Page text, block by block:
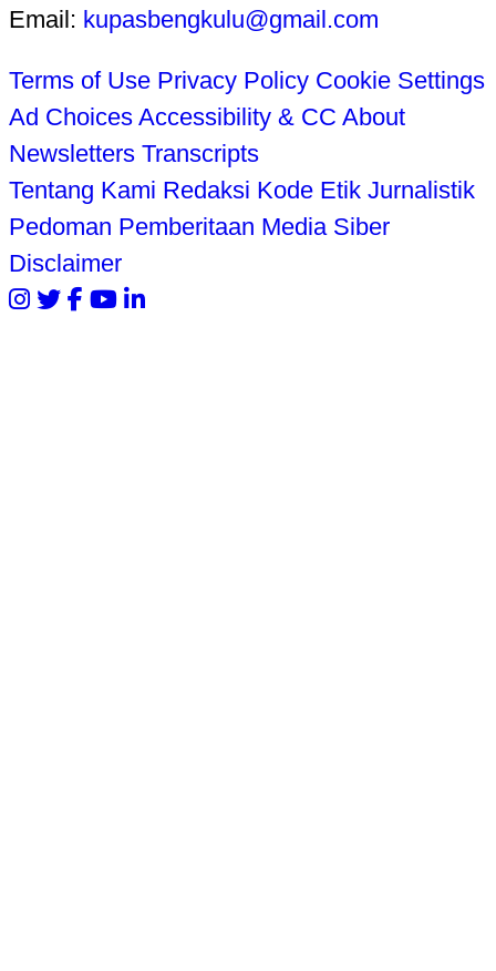
Email: kupasbengkulu@gmail.com
Terms of Use Privacy Policy Cookie Settings
Ad Choices Accessibility & CC About
Newsletters Transcripts
Tentang Kami Redaksi Kode Etik Jurnalistik
Pedoman Pemberitaan Media Siber
Disclaimer